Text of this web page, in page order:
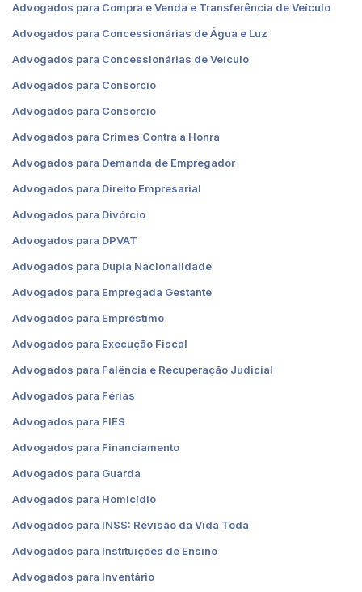
Advogados para Compra e Venda e Transferência de Veículo
Advogados para Concessionárias de Água e Luz
Advogados para Concessionárias de Veículo
Advogados para Consórcio
Advogados para Consórcio
Advogados para Crimes Contra a Honra
Advogados para Demanda de Empregador
Advogados para Direito Empresarial
Advogados para Divórcio
Advogados para DPVAT
Advogados para Dupla Nacionalidade
Advogados para Empregada Gestante
Advogados para Empréstimo
Advogados para Execução Fiscal
Advogados para Falência e Recuperação Judicial
Advogados para Férias
Advogados para FIES
Advogados para Financiamento
Advogados para Guarda
Advogados para Homicídio
Advogados para INSS: Revisão da Vida Toda
Advogados para Instituições de Ensino
Advogados para Inventário